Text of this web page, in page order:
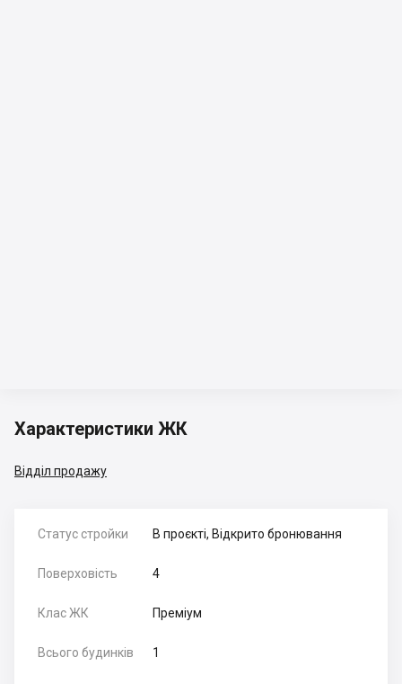
Характеристики ЖК
Відділ продажу
Статус стройки В проєкті, Відкрито бронювання
Поверховість 4
Клас ЖК Преміум
Всього будинків 1